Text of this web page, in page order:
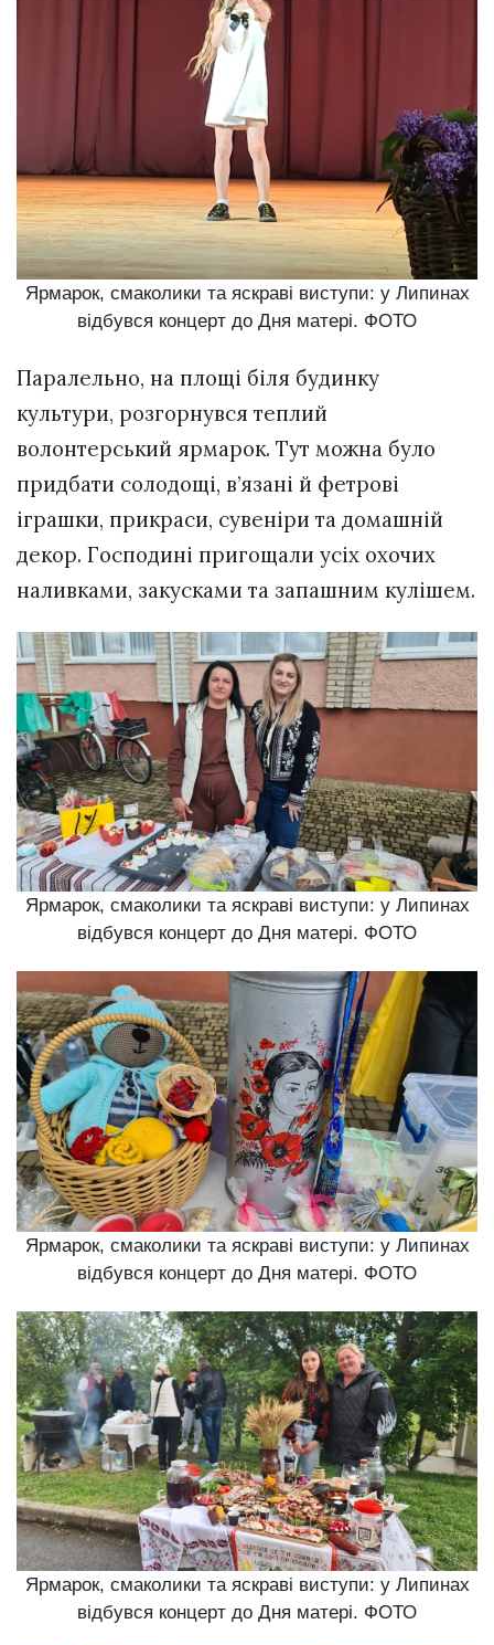
Ярмарок, смаколики та яскраві виступи: у Липинах
відбувся концерт до Дня матері. ФОТО
Паралельно, на площі біля будинку
культури, розгорнувся теплий
волонтерський ярмарок. Тут можна було
придбати солодощі, в’язані й фетрові
іграшки, прикраси, сувеніри та домашній
декор. Господині пригощали усіх охочих
наливками, закусками та запашним кулішем.
Ярмарок, смаколики та яскраві виступи: у Липинах
відбувся концерт до Дня матері. ФОТО
Ярмарок, смаколики та яскраві виступи: у Липинах
відбувся концерт до Дня матері. ФОТО
Ярмарок, смаколики та яскраві виступи: у Липинах
відбувся концерт до Дня матері. ФОТО